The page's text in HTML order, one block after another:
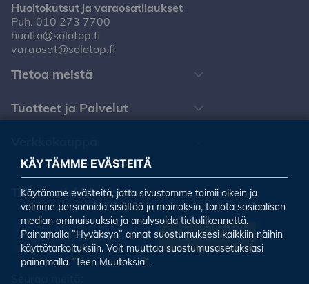
Huoltokutsut ja varaosatilaukset
Puh. 010 273 7700
huolto@solotop.fi
varaosat@solotop.fi
Tietoa meistä
Tuotteet ja Palvelut
Tilaa uutiskirjeemme
Tilaa uutiskirje
KÄYTÄMME EVÄSTEITÄ
Käytämme evästeitä, jotta sivustomme toimii oikein ja
voimme personoida sisältöä ja mainoksia, tarjota sosiaalisen
median ominaisuuksia ja analysoida tietoliikennettä.
Painamalla ”Hyväksyn” annat suostumuksesi kaikkiin näihin
käyttötarkoituksiin. Voit muuttaa suostumusasetuksiasi
painamalla "Teen Muutoksia".